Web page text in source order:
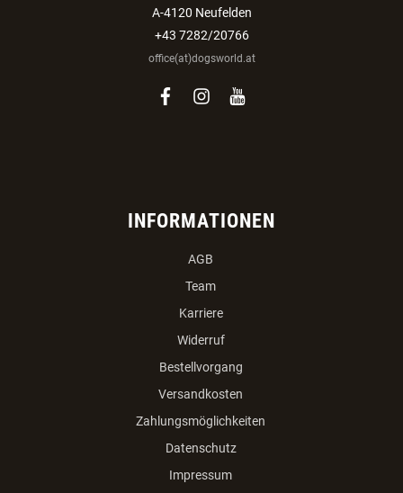
A-4120 Neufelden
+43 7282/20766
office(at)dogsworld.at
facebook
instagram
youtube
INFORMATIONEN
AGB
Team
Karriere
Widerruf
Bestellvorgang
Versandkosten
Zahlungsmöglichkeiten
Datenschutz
Impressum